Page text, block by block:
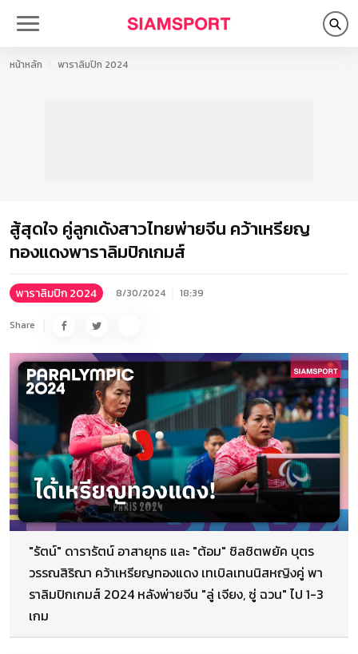
หน้าหลัก พาราลิมปิก 2024
สู้สุดใจ คู่ลูกเด้งสาวไทยพ่ายจีน คว้าเหรียญ
ทองแดงพาราลิมปิกเกมส์
พาราลิมปิก 2024 8/30/2024 18:39
Share
"รัตน์" ดารารัตน์ อาสายุทธ และ "ต้อม" ชิลชิตพยัค บุตร
วรรณสิริณา คว้าเหรียญทองแดง เทเบิลเทนนิสหญิงคู่ พา
ราลิมปิกเกมส์ 2024 หลังพ่ายจีน "ลู่ เจียง, ซู่ ฉวน" ไป 1-3
เกม